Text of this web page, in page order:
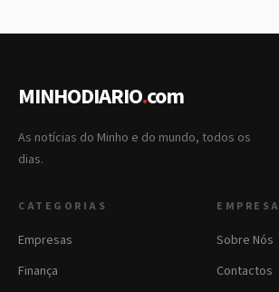
MINHODIARIO.com
As notícias do Minho e do mundo, todos os
dias.
CATEGORIAS
Empresas
Finança
EMPRESA
Sobre Nós
Contactos